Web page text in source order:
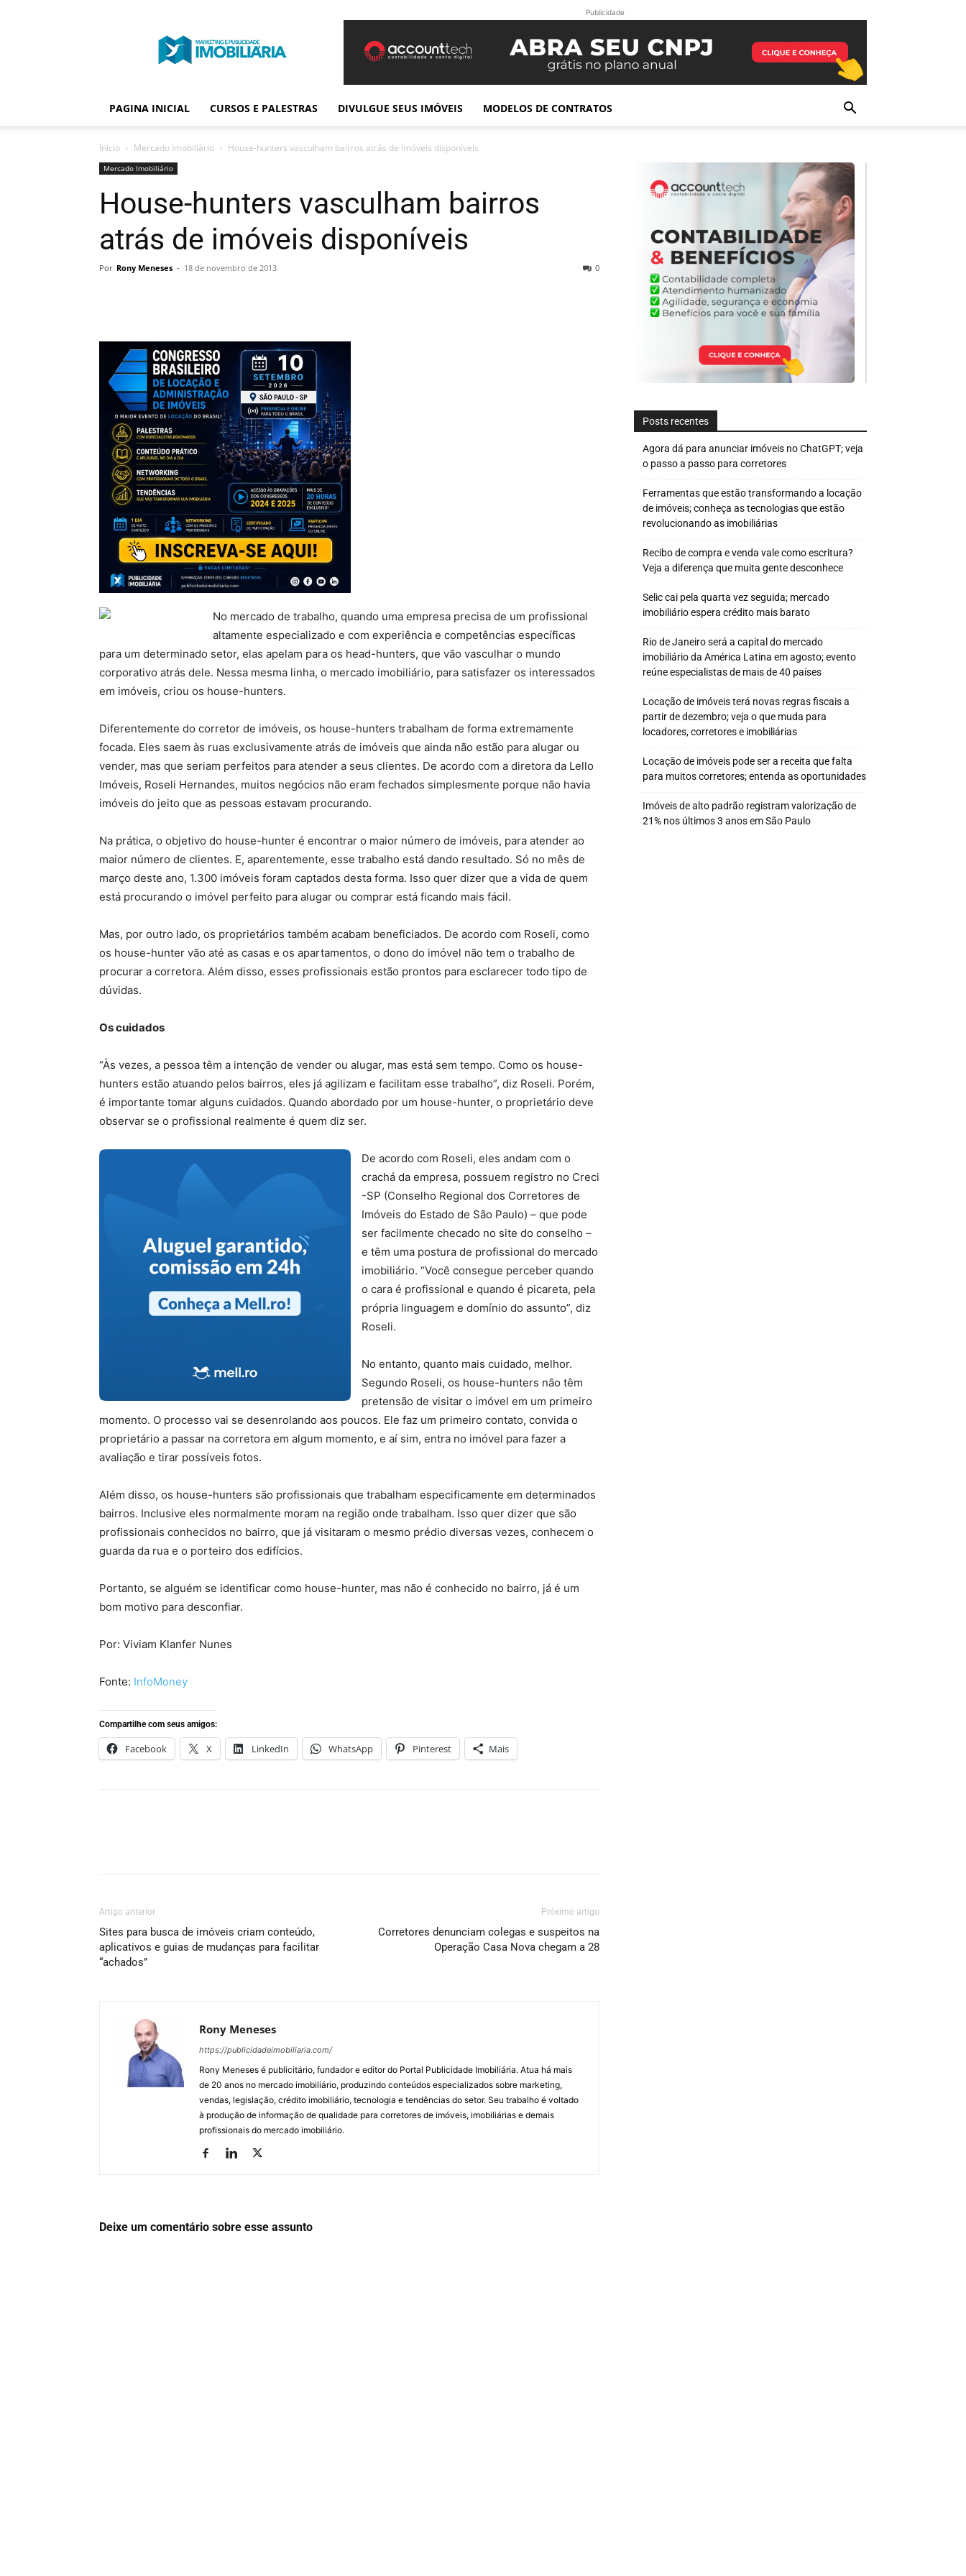
Publicidade
Imobiliária
Publicidade
PAGINA INICIAL CURSOS E PALESTRAS DIVULGUE SEUS IMÓVEIS MODELOS DE CONTRATOS
Início Mercado Imobiliário House-hunters vasculham bairros atrás de imóveis disponíveis
Mercado Imobiliário
House-hunters vasculham bairros
atrás de imóveis disponíveis
Por Rony Meneses - 18 de novembro de 2013 0
No mercado de trabalho, quando uma empresa precisa de um profissional
altamente especializado e com experiência e competências específicas
para um determinado setor, elas apelam para os head-hunters, que vão vasculhar o mundo
corporativo atrás dele. Nessa mesma linha, o mercado imobiliário, para satisfazer os interessados
em imóveis, criou os house-hunters.
Diferentemente do corretor de imóveis, os house-hunters trabalham de forma extremamente
focada. Eles saem às ruas exclusivamente atrás de imóveis que ainda não estão para alugar ou
vender, mas que seriam perfeitos para atender a seus clientes. De acordo com a diretora da Lello
Imóveis, Roseli Hernandes, muitos negócios não eram fechados simplesmente porque não havia
imóveis do jeito que as pessoas estavam procurando.
Na prática, o objetivo do house-hunter é encontrar o maior número de imóveis, para atender ao
maior número de clientes. E, aparentemente, esse trabalho está dando resultado. Só no mês de
março deste ano, 1.300 imóveis foram captados desta forma. Isso quer dizer que a vida de quem
está procurando o imóvel perfeito para alugar ou comprar está ficando mais fácil.
Mas, por outro lado, os proprietários também acabam beneficiados. De acordo com Roseli, como
os house-hunter vão até as casas e os apartamentos, o dono do imóvel não tem o trabalho de
procurar a corretora. Além disso, esses profissionais estão prontos para esclarecer todo tipo de
dúvidas.
Os cuidados
“Às vezes, a pessoa têm a intenção de vender ou alugar, mas está sem tempo. Como os house-
hunters estão atuando pelos bairros, eles já agilizam e facilitam esse trabalho”, diz Roseli. Porém,
é importante tomar alguns cuidados. Quando abordado por um house-hunter, o proprietário deve
observar se o profissional realmente é quem diz ser.
De acordo com Roseli, eles andam com o
crachá da empresa, possuem registro no Creci
-SP (Conselho Regional dos Corretores de
Imóveis do Estado de São Paulo) – que pode
ser facilmente checado no site do conselho –
e têm uma postura de profissional do mercado
imobiliário. “Você consegue perceber quando
o cara é profissional e quando é picareta, pela
própria linguagem e domínio do assunto”, diz
Roseli.
No entanto, quanto mais cuidado, melhor.
Segundo Roseli, os house-hunters não têm
pretensão de visitar o imóvel em um primeiro
momento. O processo vai se desenrolando aos poucos. Ele faz um primeiro contato, convida o
proprietário a passar na corretora em algum momento, e aí sim, entra no imóvel para fazer a
avaliação e tirar possíveis fotos.
Além disso, os house-hunters são profissionais que trabalham especificamente em determinados
bairros. Inclusive eles normalmente moram na região onde trabalham. Isso quer dizer que são
profissionais conhecidos no bairro, que já visitaram o mesmo prédio diversas vezes, conhecem o
guarda da rua e o porteiro dos edifícios.
Portanto, se alguém se identificar como house-hunter, mas não é conhecido no bairro, já é um
bom motivo para desconfiar.
Por: Viviam Klanfer Nunes
Fonte: InfoMoney
Compartilhe com seus amigos:
Facebook X LinkedIn WhatsApp Pinterest Mais
Artigo anterior
Sites para busca de imóveis criam conteúdo,
aplicativos e guias de mudanças para facilitar
“achados”
Próximo artigo
Corretores denunciam colegas e suspeitos na
Operação Casa Nova chegam a 28
Rony Meneses
https://publicidadeimobiliaria.com/
Rony Meneses é publicitário, fundador e editor do Portal Publicidade Imobiliária. Atua há mais
de 20 anos no mercado imobiliário, produzindo conteúdos especializados sobre marketing,
vendas, legislação, crédito imobiliário, tecnologia e tendências do setor. Seu trabalho é voltado
à produção de informação de qualidade para corretores de imóveis, imobiliárias e demais
profissionais do mercado imobiliário.
Deixe um comentário sobre esse assunto
Posts recentes
Agora dá para anunciar imóveis no ChatGPT; veja
o passo a passo para corretores
Ferramentas que estão transformando a locação
de imóveis; conheça as tecnologias que estão
revolucionando as imobiliárias
Recibo de compra e venda vale como escritura?
Veja a diferença que muita gente desconhece
Selic cai pela quarta vez seguida; mercado
imobiliário espera crédito mais barato
Rio de Janeiro será a capital do mercado
imobiliário da América Latina em agosto; evento
reúne especialistas de mais de 40 países
Locação de imóveis terá novas regras fiscais a
partir de dezembro; veja o que muda para
locadores, corretores e imobiliárias
Locação de imóveis pode ser a receita que falta
para muitos corretores; entenda as oportunidades
Imóveis de alto padrão registram valorização de
21% nos últimos 3 anos em São Paulo